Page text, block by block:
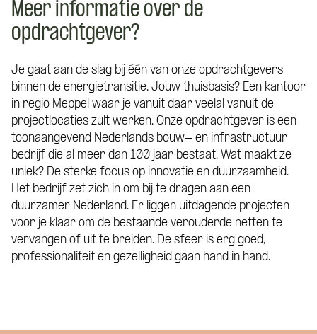
Meer informatie over de
opdrachtgever?
Je gaat aan de slag bij één van onze opdrachtgevers
binnen de energietransitie. Jouw thuisbasis? Een kantoor
in regio Meppel waar je vanuit daar veelal vanuit de
projectlocaties zult werken. Onze opdrachtgever is een
toonaangevend Nederlands bouw- en infrastructuur
bedrijf die al meer dan 100 jaar bestaat. Wat maakt ze
uniek? De sterke focus op innovatie en duurzaamheid.
Het bedrijf zet zich in om bij te dragen aan een
duurzamer Nederland. Er liggen uitdagende projecten
voor je klaar om de bestaande verouderde netten te
vervangen of uit te breiden. De sfeer is erg goed,
professionaliteit en gezelligheid gaan hand in hand.